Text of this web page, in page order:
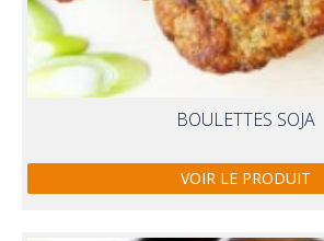
BOULETTES SOJA
VOIR LE PRODUIT